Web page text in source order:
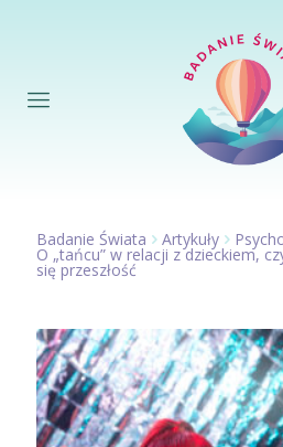
Badanie Świata Artykuły
O „tańcu” w relacji z dzieckiem,
się przeszłość